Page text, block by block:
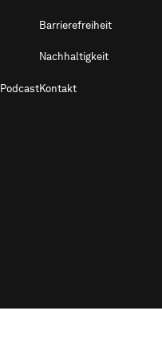
Barrierefreiheit
Nachhaltigkeit
Kontakt